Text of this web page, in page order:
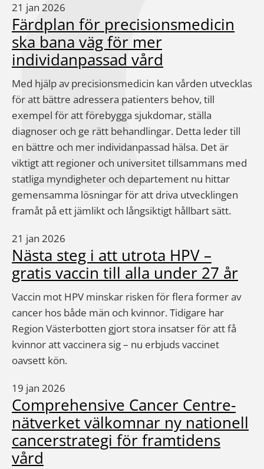
21 jan 2026
Färdplan för precisionsmedicin
ska bana väg för mer
individanpassad vård
Med hjälp av precisionsmedicin kan vården utvecklas
för att bättre adressera patienters behov, till
exempel för att förebygga sjukdomar, ställa
diagnoser och ge rätt behandlingar. Detta leder till
en bättre och mer individanpassad hälsa. Det är
viktigt att regioner och universitet tillsammans med
statliga myndigheter och departement nu hittar
gemensamma lösningar för att driva utvecklingen
framåt på ett jämlikt och långsiktigt hållbart sätt.
21 jan 2026
Nästa steg i att utrota HPV –
gratis vaccin till alla under 27 år
Vaccin mot HPV minskar risken för flera former av
cancer hos både män och kvinnor. Tidigare har
Region Västerbotten gjort stora insatser för att få
kvinnor att vaccinera sig – nu erbjuds vaccinet
oavsett kön.
19 jan 2026
Comprehensive Cancer Centre-
nätverket välkomnar ny nationell
cancerstrategi för framtidens
vård